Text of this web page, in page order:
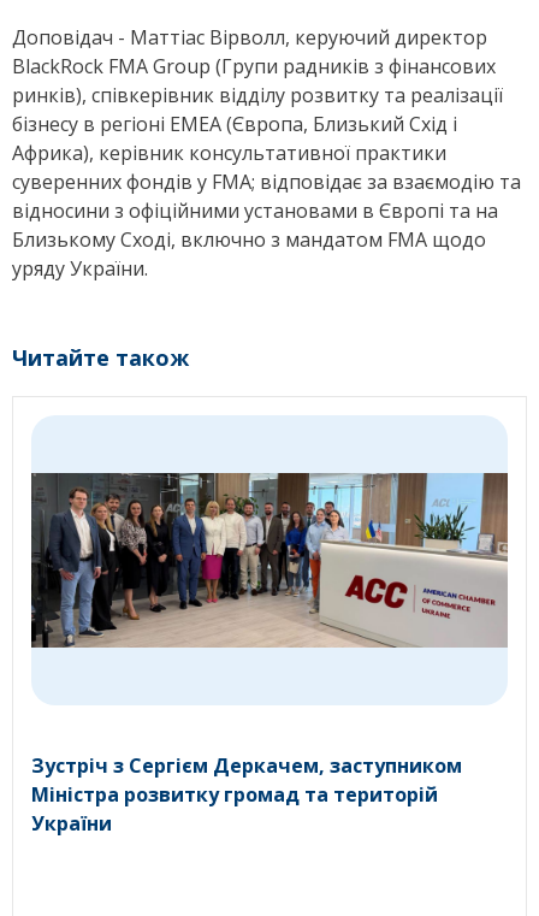
Доповідач - Маттіас Вірволл, керуючий директор
BlackRock FMA Group (Групи радників з фінансових
ринків), співкерівник відділу розвитку та реалізації
бізнесу в регіоні EMEA (Європа, Близький Схід і
Африка), керівник консультативної практики
суверенних фондів у FMA; відповідає за взаємодію та
відносини з офіційними установами в Європі та на
Близькому Сході, включно з мандатом FMA щодо
уряду України.
Читайте також
Зустріч з Сергієм Деркачем, заступником
Міністра розвитку громад та територій
України